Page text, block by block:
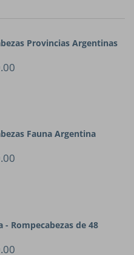
Provincias Argentinas
Fauna Argentina
- Rompecabezas de 48